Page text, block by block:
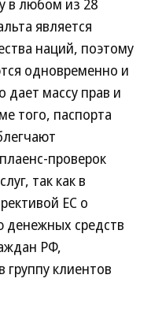
в любом из 28
является
наций, поэтому
одновременно и
дает массу прав и
того, паспорта
проверок
так как в
ЕС о
средств
РФ,
клиентов